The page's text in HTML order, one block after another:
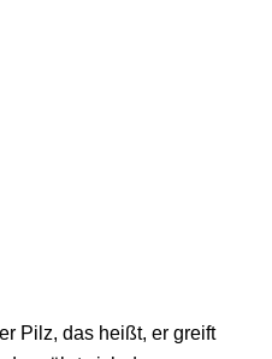
Pilz, das heißt, er greift